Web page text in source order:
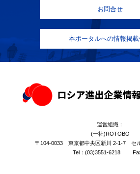
お問合せ
本ポータルへの情報掲
運営組織：
(一社)ROTOBO
〒104-0033 東京都中央区新川 2-1-7 セ
Tel： (03)3551-6218 Fax